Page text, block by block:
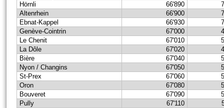
Hörnli
66'890
Altenrhein
66'900
Ebnat-Kappel
66'930
Genève-Cointrin
67'000
Le Chenit
67'010
La Dôle
67'020
Bière
67'040
Nyon / Changins
67'050
St-Prex
67'060
Oron
67'080
Bouveret
67'090
Pully
67'110